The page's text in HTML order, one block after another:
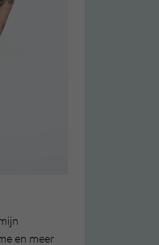
en meer